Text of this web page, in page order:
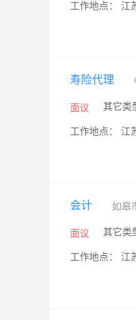
工作地点： 江
寿险代理
面议 其它类
工作地点： 江
会计 如皋
面议 其它类
工作地点： 江